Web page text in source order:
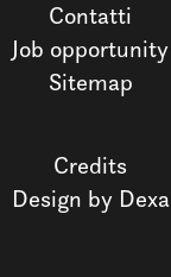
Contatti
Job opportunity
Sitemap
Credits
Design by Dexa